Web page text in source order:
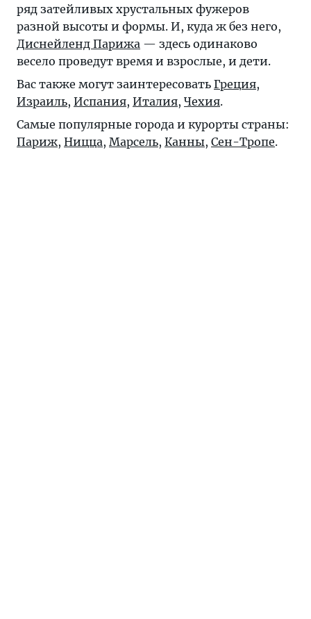
ряд затейливых хрустальных фужеров
разной высоты и формы. И, куда ж без него,
Диснейленд Парижа — здесь одинаково
весело проведут время и взрослые, и дети.
Вас также могут заинтересовать Греция,
Израиль, Испания, Италия, Чехия.
Самые популярные города и курорты страны:
Париж, Ницца, Марсель, Канны, Сен-Тропе.